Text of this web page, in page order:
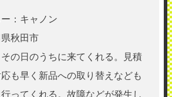
：キャノン
秋田市
の日のうちに来てくれる。見積
も早く新品への取り替えなども
ってくれる。故障などが発生し